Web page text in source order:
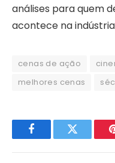
análises para quem
acontece na
cenas de ação
melhores cenas
FacebookTwitter